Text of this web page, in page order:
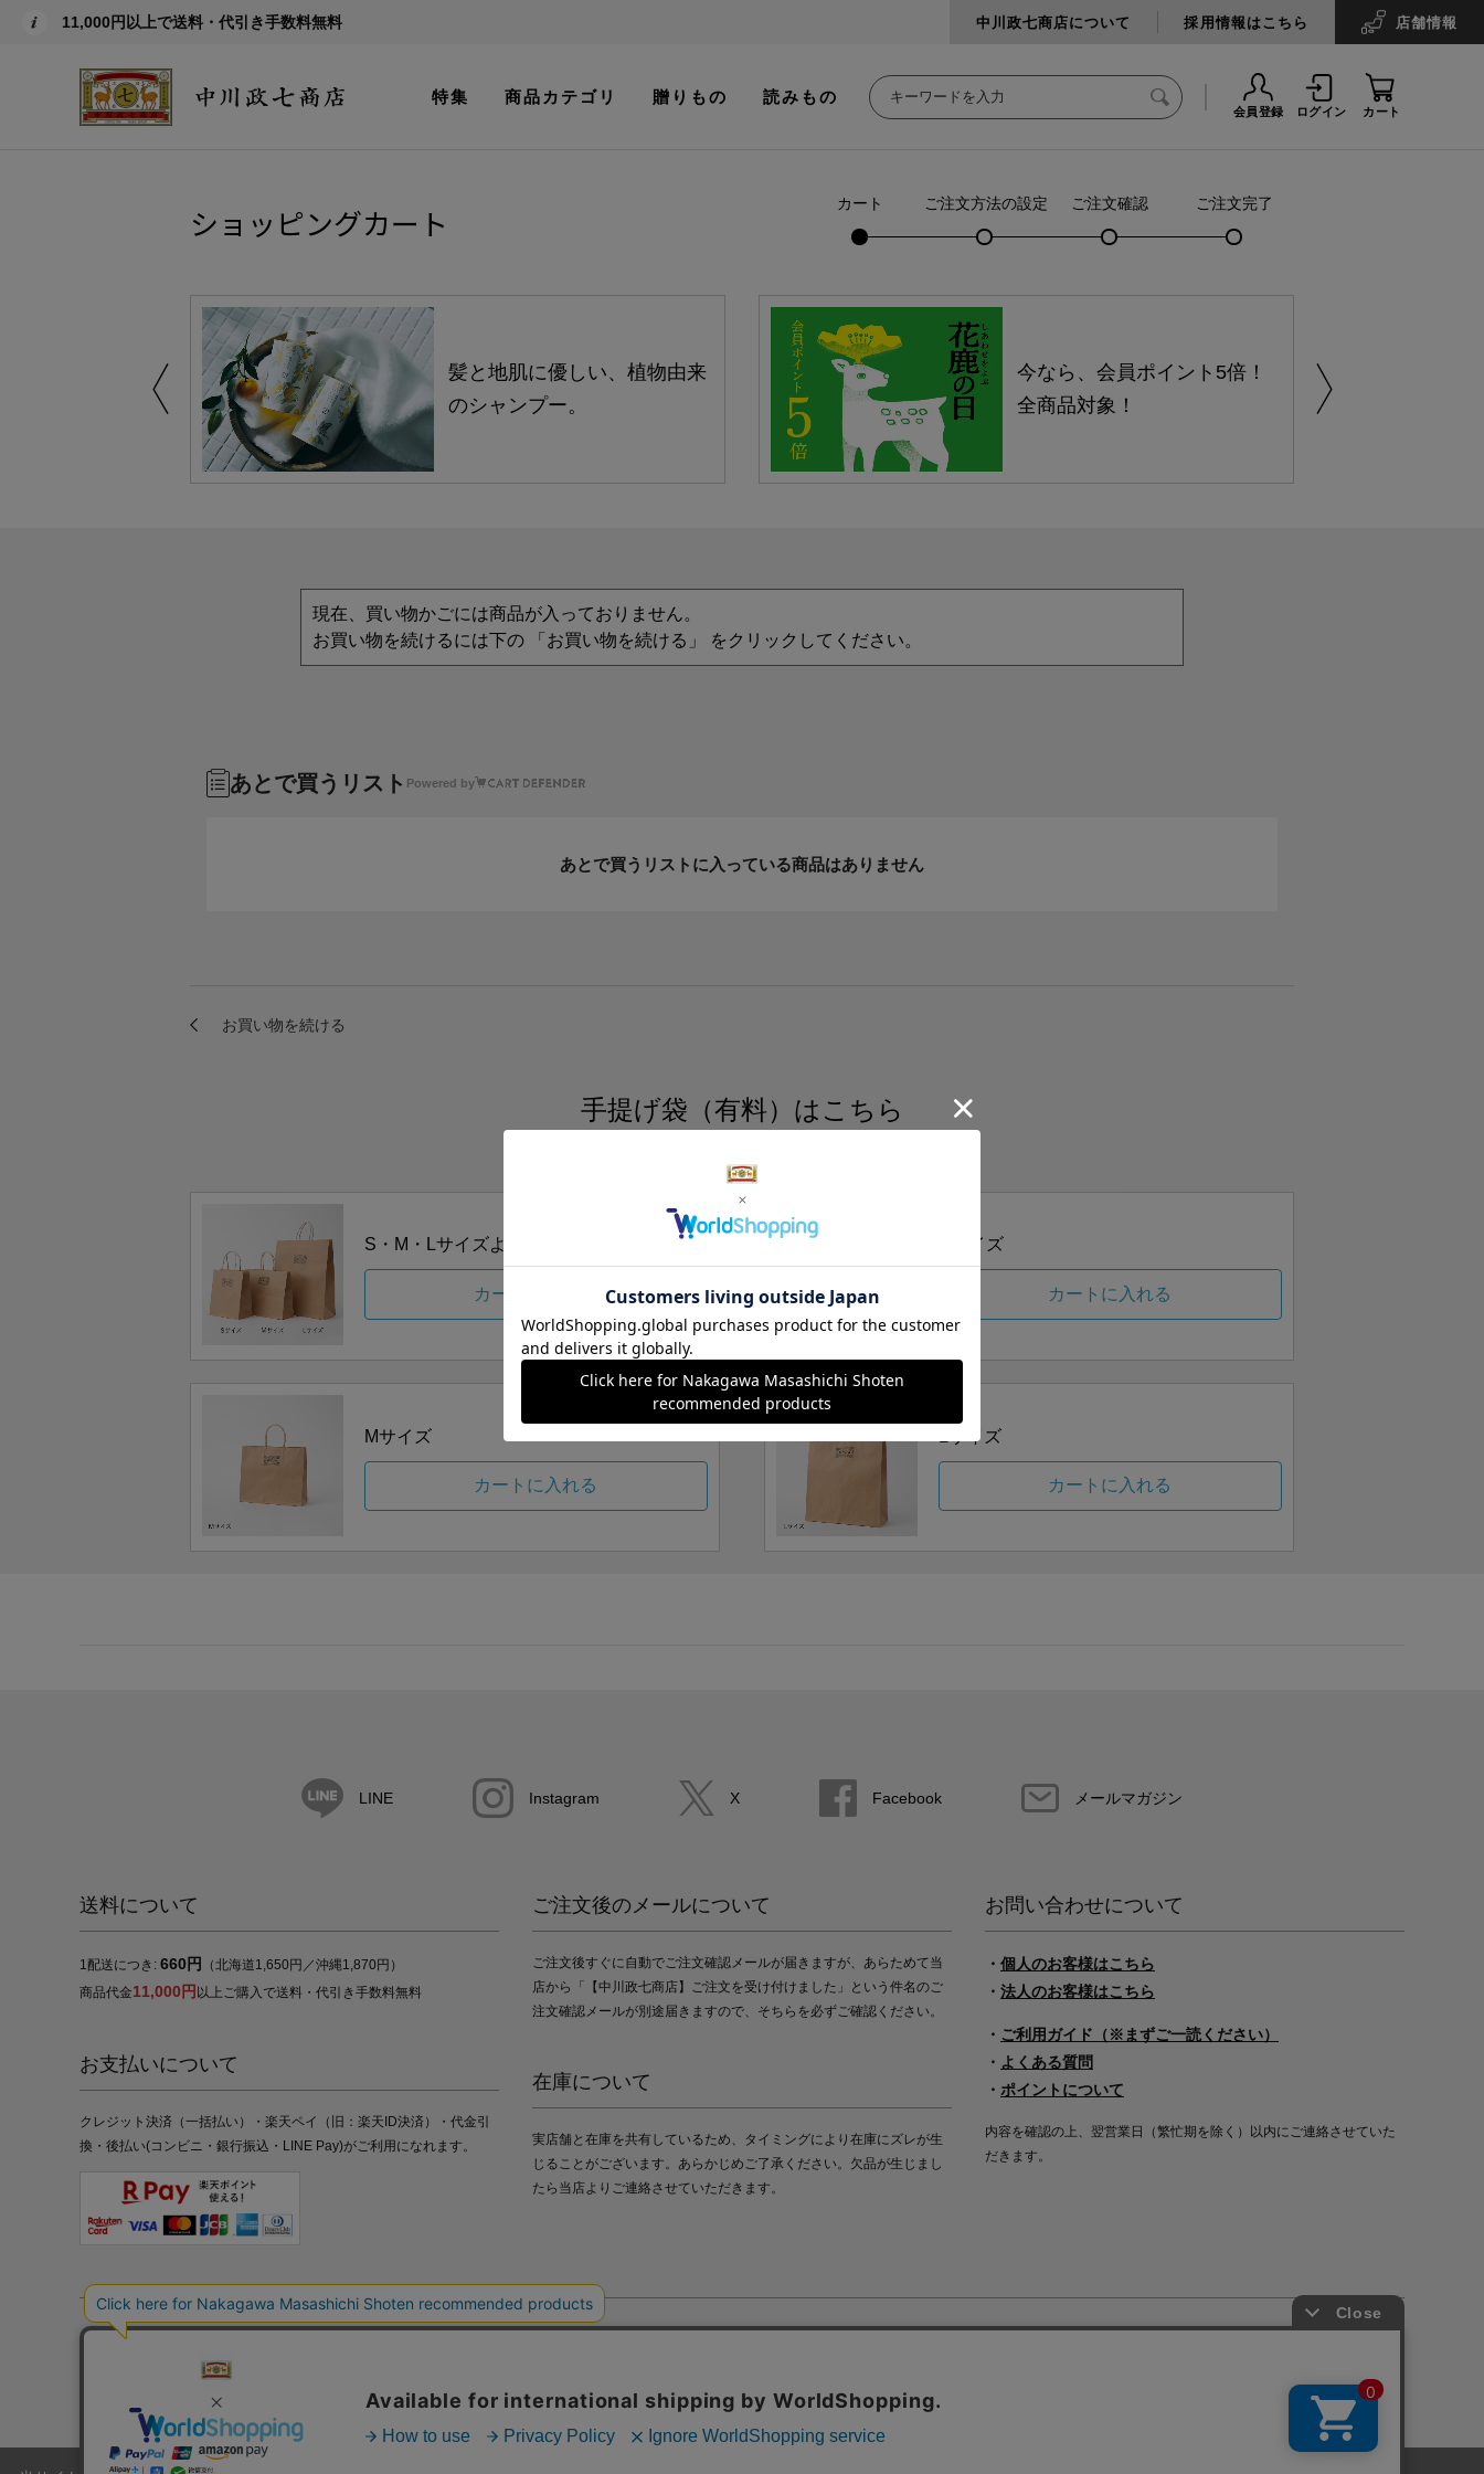
11,000円以上で送料・代引き手数料無料 中川政七商店について 採用情報はこちら 店舗情報
特集 商品カテゴリ 贈りもの 読みもの
会員登録 ログイン カート
ショッピングカート カート ご注文方法の設定 ご注文確認 ご注文完了
髪と地肌に優しい、植物由来
のシャンプー。
今なら、会員ポイント5倍！
全商品対象！
現在、買い物かごには商品が入っておりません。
お買い物を続けるには下の 「お買い物を続ける」 をクリックしてください。
あとで買うリスト Powered by
あとで買うリストに入っている商品はありません
手提げ袋（有料）はこちら
S・M・Lの3つサイズをご用意しております。
S・M・Lサイズより当店にお任せ
カートに入れる
Sサイズ
カートに入れる
Mサイズ
カートに入れる
Lサイズ
カートに入れる
LINE Instagram X Facebook メールマガジン
送料について
1配送につき: 660円
（北海道1,650円／沖縄1,870円）
商品代金11,000円 以上ご購入で送料・代引き手数料無料
お支払いについて
クレジット決済（一括払い）・楽天ペイ（旧：楽天ID決済）・代金引
換・後払い(コンビニ・銀行振込・LINE Pay)がご利用になれます。
ご注文後のメールについて
ご注文後すぐに自動でご注文確認メールが届きますが、あらためて当
店から「【中川政七商店】ご注文を受け付けました」という件名のご
注文確認メールが別途届きますので、そちらを必ずご確認ください。
在庫について
実店舗と在庫を共有しているため、タイミングにより在庫にズレが生
じることがございます。あらかじめご了承ください。欠品が生じまし
たら当店よりご連絡させていただきます。
お問い合わせについて
・ 個人のお客様はこちら
・ 法人のお客様はこちら
・ ご利用ガイド（※まずご一読ください）
・ よくある質問
・ ポイントについて
内容を確認の上、翌営業日（繁忙期を除く）以内にご連絡させていた
だきます。
プライバシーポリシー